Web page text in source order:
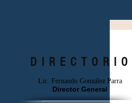
DIRECTORIO
Lic. Fernando González Parra
Director General